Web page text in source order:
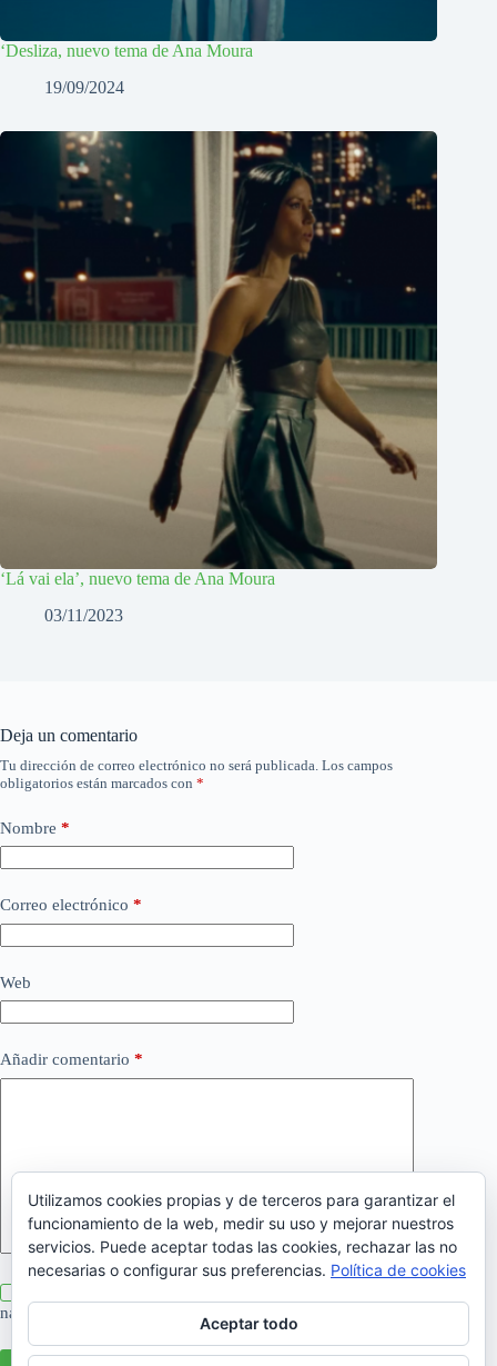
‘Desliza, nuevo tema de Ana Moura
19/09/2024
‘Lá vai ela’, nuevo tema de Ana Moura
03/11/2023
Deja un comentario
Tu dirección de correo electrónico no será publicada. Los campos
obligatorios están marcados con *
Nombre *
Correo electrónico *
Web
Añadir comentario *
navegador para la próxima vez que comente.
Utilizamos cookies propias y de terceros para garantizar el
funcionamiento de la web, medir su uso y mejorar nuestros
servicios. Puede aceptar todas las cookies, rechazar las no
necesarias o configurar sus preferencias. Política de cookies
Aceptar todo